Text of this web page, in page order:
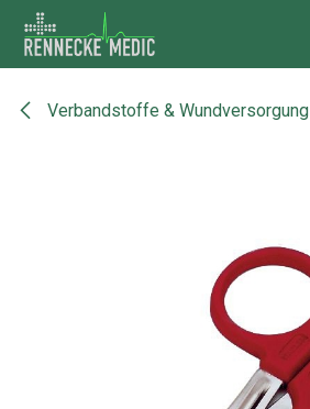
Zum Inhalt springen
Verbandstoffe & Wundversorgung